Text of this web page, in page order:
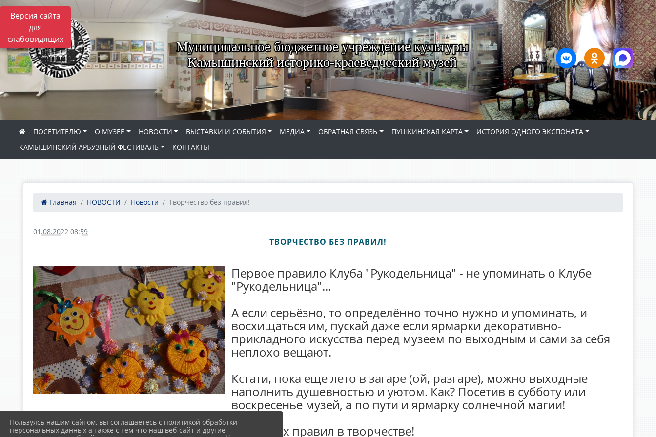
Версия сайта
для
слабовидящих
Муниципальное бюджетное учреждение культуры
Камышинский историко-краеведческий музей
ПОСЕТИТЕЛЮ О МУЗЕЕ НОВОСТИ ВЫСТАВКИ И СОБЫТИЯ МЕДИА ОБРАТНАЯ СВЯЗЬ ПУШКИНСКАЯ КАРТА
ИСТОРИЯ ОДНОГО ЭКСПОНАТА
КАМЫШИНСКИЙ АРБУЗНЫЙ ФЕСТИВАЛЬ
КОНТАКТЫ
Главная НОВОСТИ Новости Творчество без правил!
01.08.2022 08:59
ТВОРЧЕСТВО БЕЗ ПРАВИЛ!
Первое правило Клуба "Рукодельница" - не упоминать о Клубе
"Рукодельница"...
А если серьёзно, то определённо точно нужно и упоминать, и
восхищаться им, пускай даже если ярмарки декоративно-
прикладного искусства перед музеем по выходным и сами за себя
неплохо вещают.
Кстати, пока еще лето в загаре (ой, разгаре), можно выходные
наполнить душевностью и уютом. Как? Посетив в субботу или
воскресенье музей, а по пути и ярмарку солнечной магии!
И никаких правил в творчестве!
Пользуясь нашим сайтом, вы соглашаетесь с политикой обработки
персональных данных а также с тем что наш веб-сайт и другие